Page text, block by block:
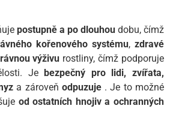
postupně a po dlouhou dobu, čímž
kořenového systému, zdravé
výživu rostliny, čímž podporuje
Je
bezpečný pro lidi, zvířata,
a zároveň odpuzuje . Je to možné
od ostatních hnojiv a ochranných